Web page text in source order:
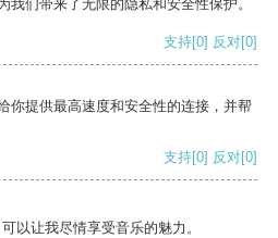
们带来了无限的隐私和安全性保护。
支持[0] 反对[0]
你提供最高速度和安全性的连接，并帮
支持[0] 反对[0]
以让我尽情享受音乐的魅力。